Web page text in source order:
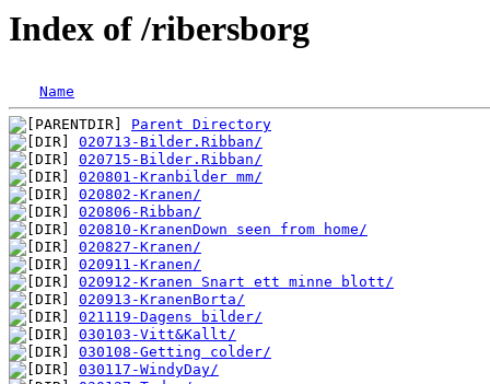
Index of /ribersborg
Name
Parent Directory
020713-Bilder.Ribban/
020715-Bilder.Ribban/
020801-Kranbilder mm/
020802-Kranen/
020806-Ribban/
020810-KranenDown seen from home/
020827-Kranen/
020911-Kranen/
020912-Kranen Snart ett minne blott/
020913-KranenBorta/
021119-Dagens bilder/
030103-Vitt&Kallt/
030108-Getting colder/
030117-WindyDay/